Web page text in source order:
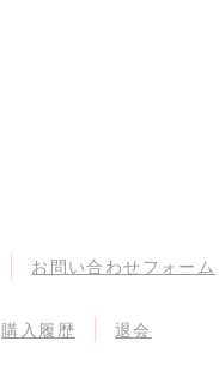
お問い合わせフォーム
購入履歴 退会